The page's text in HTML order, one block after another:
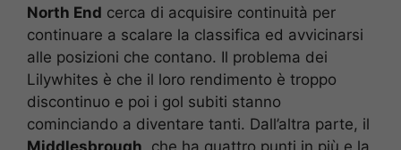
North End cerca di acquisire continuità per
continuare a scalare la classifica ed avvicinarsi
alle posizioni che contano. Il problema dei
Lilywhites è che il loro rendimento è troppo
discontinuo e poi i gol subiti stanno
cominciando a diventare tanti. Dall’altra parte, il
Middlesbrough, che ha quattro punti in più e la